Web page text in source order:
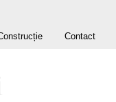
Contact